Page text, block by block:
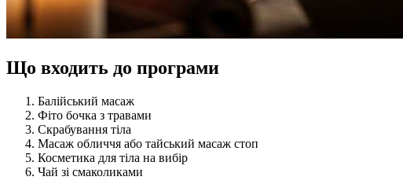
Що входить до програми
Балійський масаж
Фіто бочка з травами
Скрабування тіла
Масаж обличчя або тайський масаж стоп
Косметика для тіла на вибір
Чай зі смаколиками